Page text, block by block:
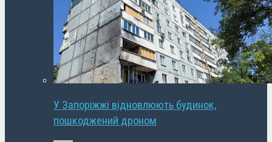
У Запоріжжі відновлюють будинок,
пошкоджений дроном